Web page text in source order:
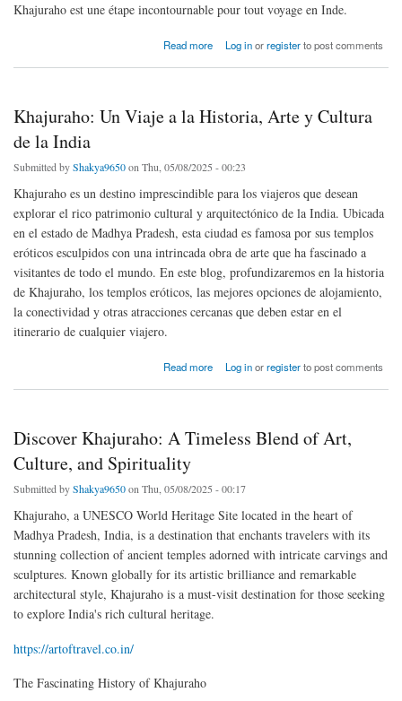
Khajuraho est une étape incontournable pour tout voyage en Inde.
Read more
about Khajuraho : Un Joyau Historique et Culturel de l'Inde
Log inorregisterto post comments
Khajuraho: Un Viaje a la Historia, Arte y Cultura
de la India
Submitted byShakya9650on Thu, 05/08/2025 - 00:23
Khajuraho es un destino imprescindible para los viajeros que desean
explorar el rico patrimonio cultural y arquitectónico de la India. Ubicada
en el estado de Madhya Pradesh, esta ciudad es famosa por sus templos
eróticos esculpidos con una intrincada obra de arte que ha fascinado a
visitantes de todo el mundo. En este blog, profundizaremos en la historia
de Khajuraho, los templos eróticos, las mejores opciones de alojamiento,
la conectividad y otras atracciones cercanas que deben estar en el
itinerario de cualquier viajero.
Read more
about Khajuraho: Un Viaje a la Historia, Arte y Cultura de la India
Log inorregisterto post comments
Discover Khajuraho: A Timeless Blend of Art,
Culture, and Spirituality
Submitted byShakya9650on Thu, 05/08/2025 - 00:17
Khajuraho, a UNESCO World Heritage Site located in the heart of
Madhya Pradesh, India, is a destination that enchants travelers with its
stunning collection of ancient temples adorned with intricate carvings and
sculptures. Known globally for its artistic brilliance and remarkable
architectural style, Khajuraho is a must-visit destination for those seeking
to explore India's rich cultural heritage.
https://artoftravel.co.in/
The Fascinating History of Khajuraho